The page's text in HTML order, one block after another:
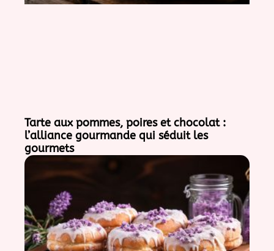
Tarte aux pommes, poires et chocolat :
l’alliance gourmande qui séduit les
gourmets